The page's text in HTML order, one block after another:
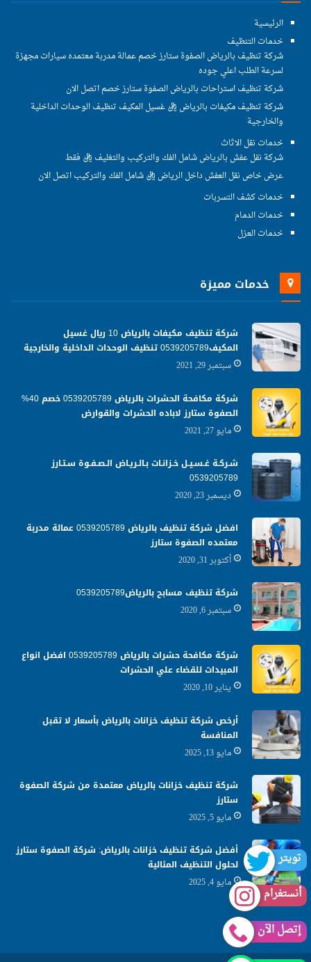
الرئيسية
خدمات التنظيف
شركة تنظيف بالرياض الصفوة ستارز خصم عمالة مدربة معتمده سيارات مجهزة
لسرعة الطلب اعلي جوده
شركة تنظيف استراحات بالرياض الصفوة ستارز خصم اتصل الان
شركة تنظيف مكيفات بالرياض ريال غسيل المكيف تنظيف الوحدات الداخلية
والخارجية
خدمات نقل الاثاث
شركة نقل عفش بالرياض شامل الفك والتركيب والتغليف ريال فقط
عرض خاص نقل العفش داخل الرياض ريال شامل الفك والتركيب اتصل الان
خدمات كشف التسربات
خدمات الدمام
خدمات العزل
خدمات مميزة
شركة تنظيف مكيفات بالرياض 10 ريال غسيل
المكيف0539205789 تنظيف الوحدات الداخلية والخارجية
سبتمبر 29, 2021
شركة مكافحة الحشرات بالرياض 0539205789 خصم 40%
الصفوة ستارز لاباده الحشرات والقوارض
مايو 27, 2021
شـركـة غـسـيـل خـزانـات بـالـريـاض الـصـفـوة سـتـارز
0539205789
ديسمبر 23, 2020
افضل شركة تنظيف بالرياض 0539205789 عمالة مدربة
معتمده الصفوة ستارز
أكتوبر 31, 2020
شركة تنظيف مسابح بالرياض0539205789
سبتمبر 6, 2020
شركة مكافحة حشرات بالرياض 0539205789 افضل انواع
المبيدات للقضاء علي الحشرات
يناير 10, 2020
أرخص شركة تنظيف خزانات بالرياض بأسعار لا تقبل
المنافسة
مايو 13, 2025
شركة تنظيف خزانات بالرياض معتمدة من شركة الصفوة
ستارز
مايو 5, 2025
أفضل شركة تنظيف خزانات بالرياض: شركة الصفوة ستارز
لحلول التنظيف المثالية
مايو 4, 2025
إتصل الآن
أنستغرام
تويتر